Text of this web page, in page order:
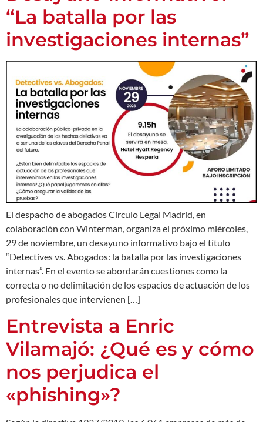
“La batalla por las
investigaciones internas”
El despacho de abogados Círculo Legal Madrid, en
colaboración con Winterman, organiza el próximo miércoles,
29 de noviembre, un desayuno informativo bajo el título
“Detectives vs. Abogados: la batalla por las investigaciones
internas”. En el evento se abordarán cuestiones como la
correcta o no delimitación de los espacios de actuación de los
profesionales que intervienen […]
Entrevista a Enric
Vilamajó: ¿Qué es y cómo
nos perjudica el
«phishing»?